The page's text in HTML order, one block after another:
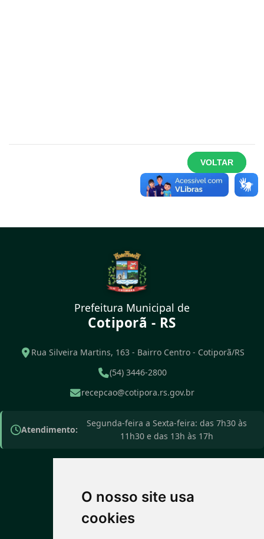
O nosso site usa
cookies
VOLTAR
Prefeitura Municipal de
Cotiporã - RS
Rua Silveira Martins, 163 - Bairro Centro - Cotiporã/RS
(54) 3446-2800
recepcao@cotipora.rs.gov.br
Atendimento:
Segunda-feira a Sexta-feira: das 7h30 às
11h30 e das 13h às 17h
PREVISÃO DO TEMPO